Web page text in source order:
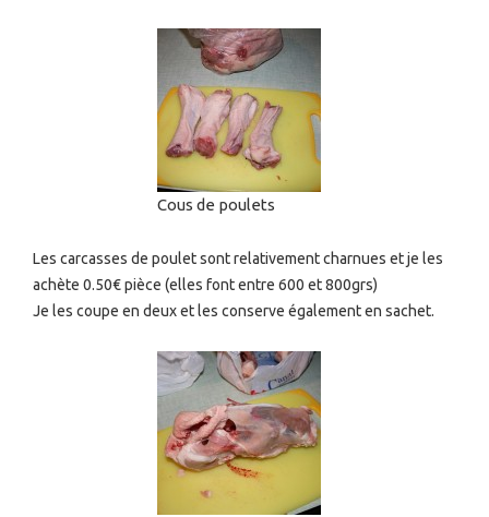
Cous de poulets
Les carcasses de poulet sont relativement charnues et je les
achète 0.50€ pièce (elles font entre 600 et 800grs)
Je les coupe en deux et les conserve également en sachet.